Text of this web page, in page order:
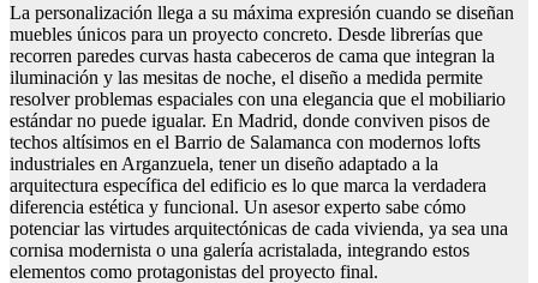
La personalización llega a su máxima expresión cuando se diseñan
muebles únicos para un proyecto concreto. Desde librerías que
recorren paredes curvas hasta cabeceros de cama que integran la
iluminación y las mesitas de noche, el diseño a medida permite
resolver problemas espaciales con una elegancia que el mobiliario
estándar no puede igualar. En Madrid, donde conviven pisos de
techos altísimos en el Barrio de Salamanca con modernos lofts
industriales en Arganzuela, tener un diseño adaptado a la
arquitectura específica del edificio es lo que marca la verdadera
diferencia estética y funcional. Un asesor experto sabe cómo
potenciar las virtudes arquitectónicas de cada vivienda, ya sea una
cornisa modernista o una galería acristalada, integrando estos
elementos como protagonistas del proyecto final.